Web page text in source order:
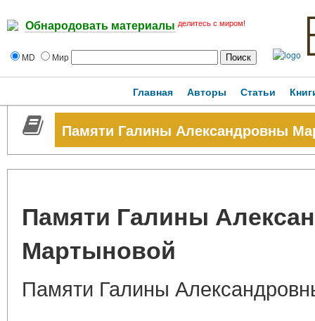
Обнародовать материалы делитесь с миром!
MD Мир
Главная Авторы Статьи
Памяти Галины Александровны
Памяти Галины
Мартыновой
Памяти Галины